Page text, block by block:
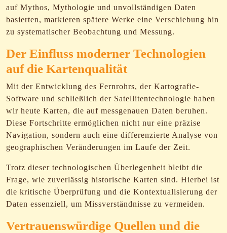
auf Mythos, Mythologie und unvollständigen Daten
basierten, markieren spätere Werke eine Verschiebung hin
zu systematischer Beobachtung und Messung.
Der Einfluss moderner Technologien
auf die Kartenqualität
Mit der Entwicklung des Fernrohrs, der Kartografie-
Software und schließlich der Satellitentechnologie haben
wir heute Karten, die auf messgenauen Daten beruhen.
Diese Fortschritte ermöglichen nicht nur eine präzise
Navigation, sondern auch eine differenzierte Analyse von
geographischen Veränderungen im Laufe der Zeit.
Trotz dieser technologischen Überlegenheit bleibt die
Frage, wie zuverlässig historische Karten sind. Hierbei ist
die kritische Überprüfung und die Kontextualisierung der
Daten essenziell, um Missverständnisse zu vermeiden.
Vertrauenswürdige Quellen und die